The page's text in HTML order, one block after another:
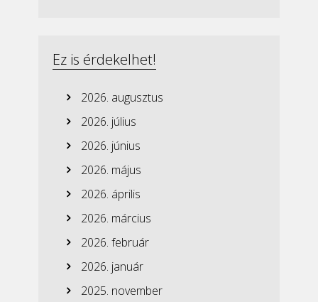
Ez is érdekelhet!
2026. augusztus
2026. július
2026. június
2026. május
2026. április
2026. március
2026. február
2026. január
2025. november